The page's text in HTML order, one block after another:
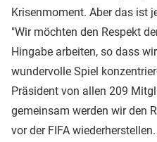
Krisenmoment. Aber das ist
"Wir möchten den Respekt
Hingabe arbeiten, so dass
wundervolle Spiel
Präsident von allen 209
gemeinsam werden wir den
vor der FIFA